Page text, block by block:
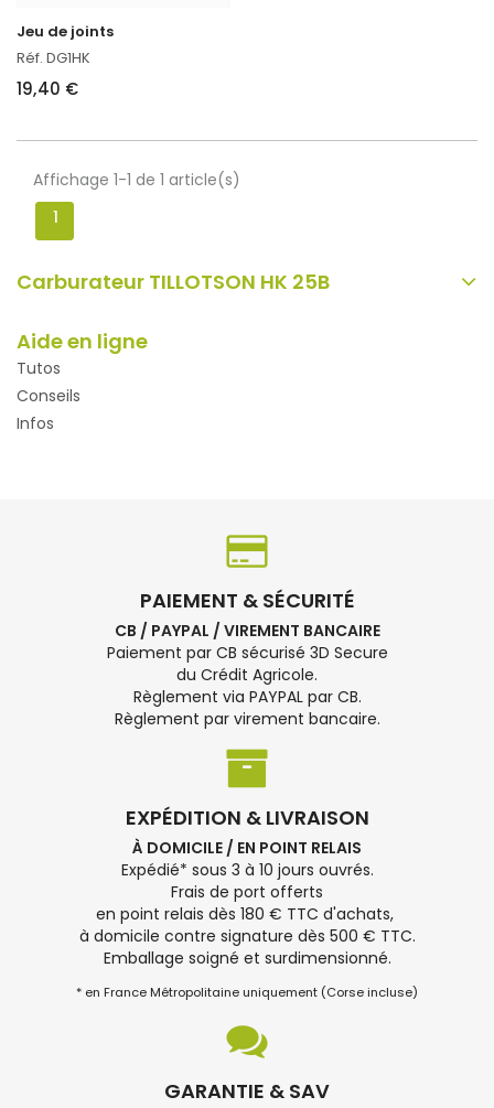
Jeu de joints
Réf. DG1HK
19,40 €
Affichage 1-1 de 1 article(s)
1
Carburateur TILLOTSON HK 25B
Aide en ligne
Tutos
Conseils
Infos
PAIEMENT & SÉCURITÉ
CB / PAYPAL / VIREMENT BANCAIRE
Paiement par CB sécurisé 3D Secure
du Crédit Agricole.
Règlement via PAYPAL par CB.
Règlement par virement bancaire.
EXPÉDITION & LIVRAISON
À DOMICILE / EN POINT RELAIS
Expédié* sous 3 à 10 jours ouvrés.
Frais de port offerts
en point relais dès 180 € TTC d'achats,
à domicile contre signature dès 500 € TTC.
Emballage soigné et surdimensionné.
* en France Métropolitaine uniquement (Corse incluse)
GARANTIE & SAV